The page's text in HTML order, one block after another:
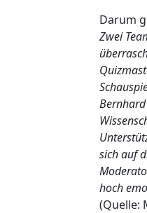
Darum
Zwei
sich auf
hoch
(Quelle: